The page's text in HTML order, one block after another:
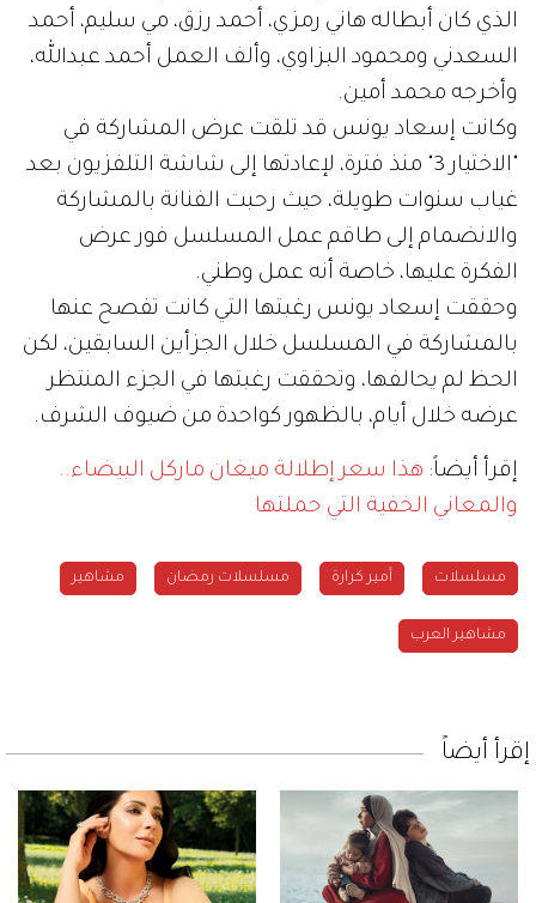
الذي كان أبطاله هاني رمزي، أحمد رزق، مي سليم، أحمد
السعدني ومحمود البزاوي، وألف العمل أحمد عبدالله،
وأخرجه محمد أمين.
وكانت إسعاد يونس قد تلقت عرض المشاركة في
"الاختيار 3" منذ فترة، لإعادتها إلى شاشة التلفزيون بعد
غياب سنوات طويلة، حيث رحبت الفنانة بالمشاركة
والانضمام إلى طاقم عمل المسلسل فور عرض
الفكرة عليها، خاصة أنه عمل وطني.
وحققت إسعاد يونس رغبتها التي كانت تفصح عنها
بالمشاركة في المسلسل خلال الجزأين السابقين، لكن
الحظ لم يحالفها، وتحققت رغبتها في الجزء المنتظر
عرضه خلال أيام، بالظهور كواحدة من ضيوف الشرف.
إقرأ أيضاً: هذا سعر إطلالة ميغان ماركل البيضاء..
والمعاني الخفية التي حملتها
مسلسلات أمير كرارة مسلسلات رمضان مشاهير
مشاهير العرب
إقرأ أيضاً